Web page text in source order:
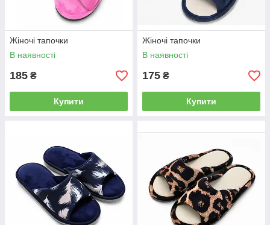
Жіночі тапочки
В наявності
185 ₴
Купити
Жіночі тапочки
В наявності
175 ₴
Купити